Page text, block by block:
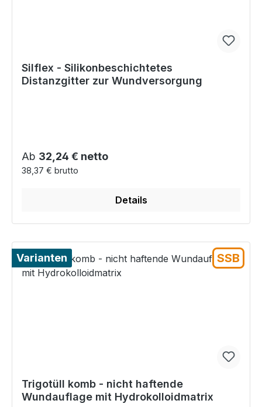
Silflex - Silikonbeschichtetes
Distanzgitter zur Wundversorgung
Regulärer Preis:
Ab 32,24 € netto
38,37 € brutto
Details
Varianten SSB
Trigotüll komb - nicht haftende
Wundauflage mit Hydrokolloidmatrix